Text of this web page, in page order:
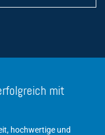
mit
hochwertige und